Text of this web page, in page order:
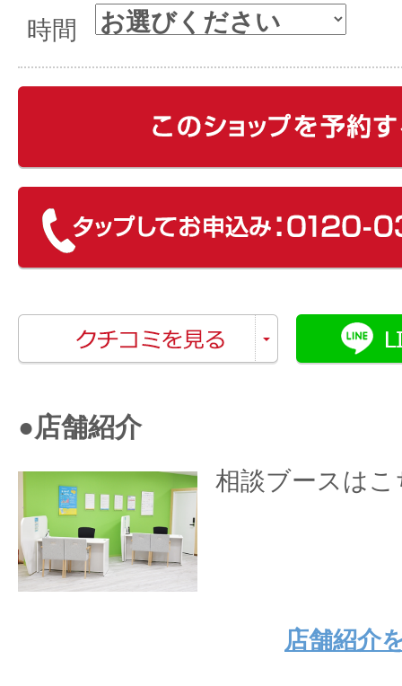
時間
●店舗紹介
相談ブースはこ
店舗紹介